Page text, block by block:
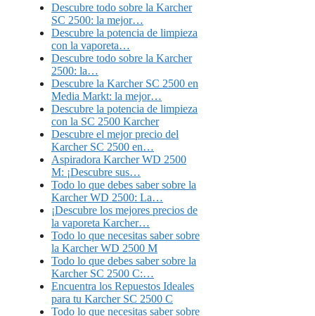
Descubre todo sobre la Karcher
SC 2500: la mejor…
Descubre la potencia de limpieza
con la vaporeta…
Descubre todo sobre la Karcher
2500: la…
Descubre la Karcher SC 2500 en
Media Markt: la mejor…
Descubre la potencia de limpieza
con la SC 2500 Karcher
Descubre el mejor precio del
Karcher SC 2500 en…
Aspiradora Karcher WD 2500
M: ¡Descubre sus…
Todo lo que debes saber sobre la
Karcher WD 2500: La…
¡Descubre los mejores precios de
la vaporeta Karcher…
Todo lo que necesitas saber sobre
la Karcher WD 2500 M
Todo lo que debes saber sobre la
Karcher SC 2500 C:…
Encuentra los Repuestos Ideales
para tu Karcher SC 2500 C
Todo lo que necesitas saber sobre